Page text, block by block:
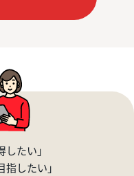
したい」
指したい」